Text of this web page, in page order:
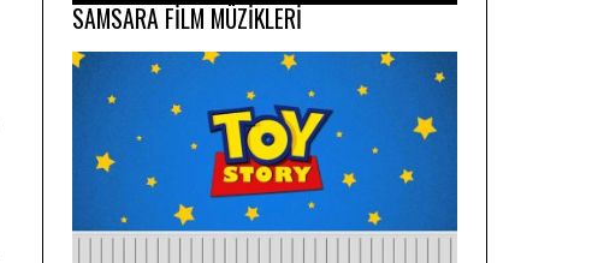
SAMSARA FİLM MÜZİKLERİ